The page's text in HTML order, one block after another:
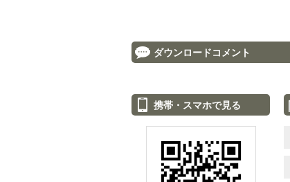
ダウンロードコメント
携帯・スマホで見る